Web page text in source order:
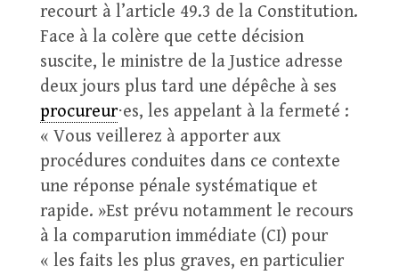
recourt à l’article 49.3 de la Constitution.
Face à la colère que cette décision
suscite, le ministre de la Justice adresse
deux jours plus tard une dépêche à ses
procureur⋅es, les appelant à la fermeté :
« Vous veillerez à apporter aux
procédures conduites dans ce contexte
une réponse pénale systématique et
rapide. »Est prévu notamment le recours
à la comparution immédiate (CI) pour
« les faits les plus graves, en particulier